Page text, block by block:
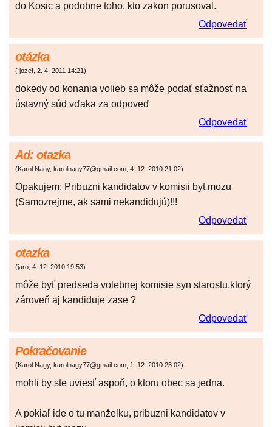
do Kosic a podobne toho, kto zakon porusoval.
Odpovedať
otázka
( jozef, 2. 4. 2011 14:21)
dokedy od konania volieb sa môže podať sťažnosť na
ústavný súd vďaka za odpoveď
Odpovedať
Ad: otazka
(Karol Nagy, karolnagy77@gmail.com, 4. 12. 2010 21:02)
Opakujem: Pribuzni kandidatov v komisii byt mozu
(Samozrejme, ak sami nekandidujú)!!!
Odpovedať
otazka
(jaro, 4. 12. 2010 19:53)
môže byť predseda volebnej komisie syn starostu,ktorý
zároveň aj kandiduje zase ?
Odpovedať
Pokračovanie
(Karol Nagy, karolnagy77@gmail.com, 1. 12. 2010 23:02)
mohli by ste uviesť aspoň, o ktoru obec sa jedna.
A pokiaľ ide o tu manželku, pribuzni kandidatov v